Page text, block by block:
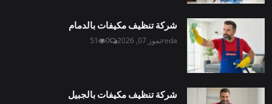
شركة تنظيف مكيفات بالدمام
redaتموز 07, 2026 0
51
شركة تنظيف مكيفات بالجبيل